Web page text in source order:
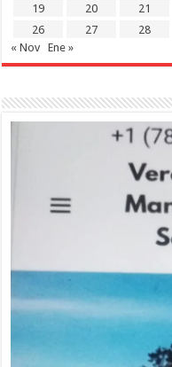
19
20 21
26
27 28
« Nov
Ene »